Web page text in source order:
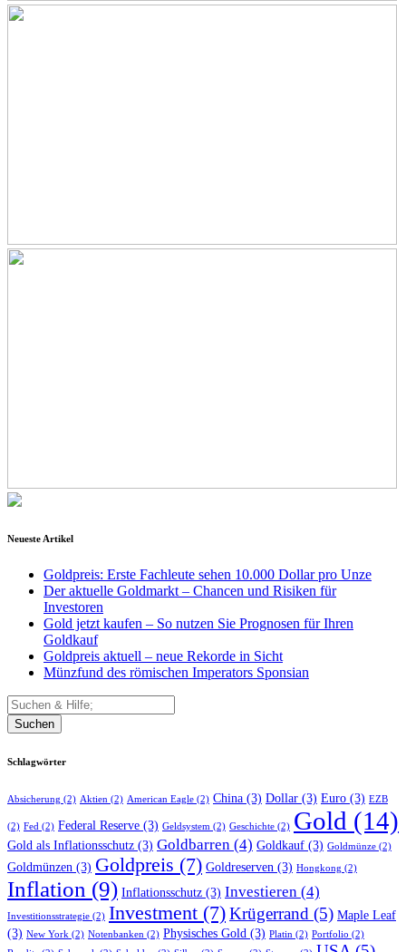
Neueste Artikel
Goldpreis: Erste Fachleute sehen 10.000 Dollar pro Unze
Der aktuelle Goldmarkt – Chancen und Risiken für
Investoren
Gold jetzt kaufen – So nutzen Sie Prognosen für Ihren
Goldkauf
Goldpreis aktuell – neue Rekorde in Sicht
Münzfund des römischen Imperators Sponsian
Suchen
Schlagwörter
Absicherung (2) Aktien (2) American Eagle (2) China (3) Dollar (3) Euro (3) EZB
(2) Fed (2) Federal Reserve (3) Geldsystem (2) Geschichte (2) Gold (14)
Gold als Inflationsschutz (3) Goldbarren (4) Goldkauf (3) Goldmünze (2)
Goldmünzen (3) Goldpreis (7) Goldreserven (3) Hongkong (2)
Inflation (9) Inflationsschutz (3) Investieren (4)
Investitionsstrategie (2) Investment (7)Krügerrand (5) Maple Leaf
(3) New York (2) Notenbanken (2) Physisches Gold (3) Platin (2) Portfolio (2)